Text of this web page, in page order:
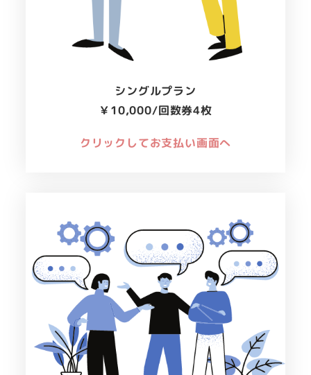
シングルプラン
￥10,000/回数券4枚
クリックしてお支払い画面へ